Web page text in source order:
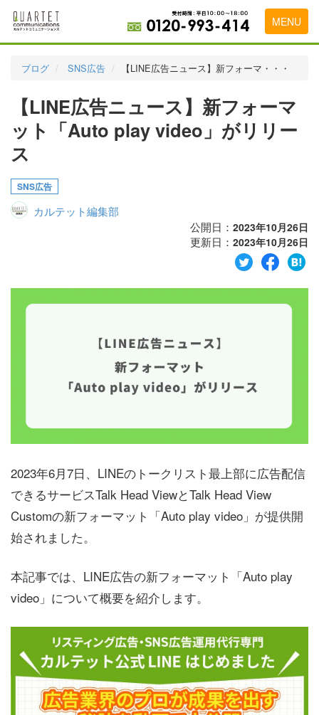
MENU
実績・お客様の声
初めて導入をお考えの方
広告代理店・HP制作会社様へ
お問い合わせ
ブログ SNS広告 【LINE広告ニュース】新フォーマ・・・
【LINE広告ニュース】新フォーマ
ット「Auto play video」がリリー
ス
SNS広告
カルテット編集部
公開日： 2023年10月26日
更新日： 2023年10月26日
2023年6月7日、LINEのトークリスト最上部に広告配信
できるサービスTalk Head ViewとTalk Head View
Customの新フォーマット「Auto play video」が提供開
始されました。
本記事では、LINE広告の新フォーマット「Auto play
video」について概要を紹介します。